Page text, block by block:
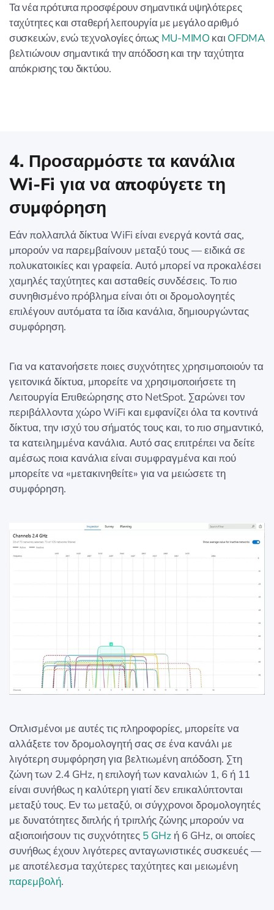
Τα νέα πρότυπα προσφέρουν σημαντικά υψηλότερες
ταχύτητες και σταθερή λειτουργία με μεγάλο αριθμό
συσκευών, ενώ τεχνολογίες όπως MU-MIMO και OFDMA
βελτιώνουν σημαντικά την απόδοση και την ταχύτητα
απόκρισης του δικτύου.
4. Προσαρμόστε τα κανάλια
Wi-Fi για να αποφύγετε τη
συμφόρηση
Εάν πολλαπλά δίκτυα WiFi είναι ενεργά κοντά σας,
μπορούν να παρεμβαίνουν μεταξύ τους — ειδικά σε
πολυκατοικίες και γραφεία. Αυτό μπορεί να προκαλέσει
χαμηλές ταχύτητες και ασταθείς συνδέσεις. Το πιο
συνηθισμένο πρόβλημα είναι ότι οι δρομολογητές
επιλέγουν αυτόματα τα ίδια κανάλια, δημιουργώντας
συμφόρηση.
Για να κατανοήσετε ποιες συχνότητες χρησιμοποιούν τα
γειτονικά δίκτυα, μπορείτε να χρησιμοποιήσετε τη
Λειτουργία Επιθεώρησης στο NetSpot. Σαρώνει τον
περιβάλλοντα χώρο WiFi και εμφανίζει όλα τα κοντινά
δίκτυα, την ισχύ του σήματός τους και, το πιο σημαντικό,
τα κατειλημμένα κανάλια. Αυτό σας επιτρέπει να δείτε
αμέσως ποια κανάλια είναι συμφραγμένα και πού
μπορείτε να «μετακινηθείτε» για να μειώσετε τη
συμφόρηση.
Οπλισμένοι με αυτές τις πληροφορίες, μπορείτε να
αλλάξετε τον δρομολογητή σας σε ένα κανάλι με
λιγότερη συμφόρηση για βελτιωμένη απόδοση. Στη
ζώνη των 2.4 GHz, η επιλογή των καναλιών 1, 6 ή 11
είναι συνήθως η καλύτερη γιατί δεν επικαλύπτονται
μεταξύ τους. Εν τω μεταξύ, οι σύγχρονοι δρομολογητές
με δυνατότητες διπλής ή τριπλής ζώνης μπορούν να
αξιοποιήσουν τις συχνότητες 5 GHz ή 6 GHz, οι οποίες
συνήθως έχουν λιγότερες ανταγωνιστικές συσκευές —
με αποτέλεσμα ταχύτερες ταχύτητες και μειωμένη
παρεμβολή.